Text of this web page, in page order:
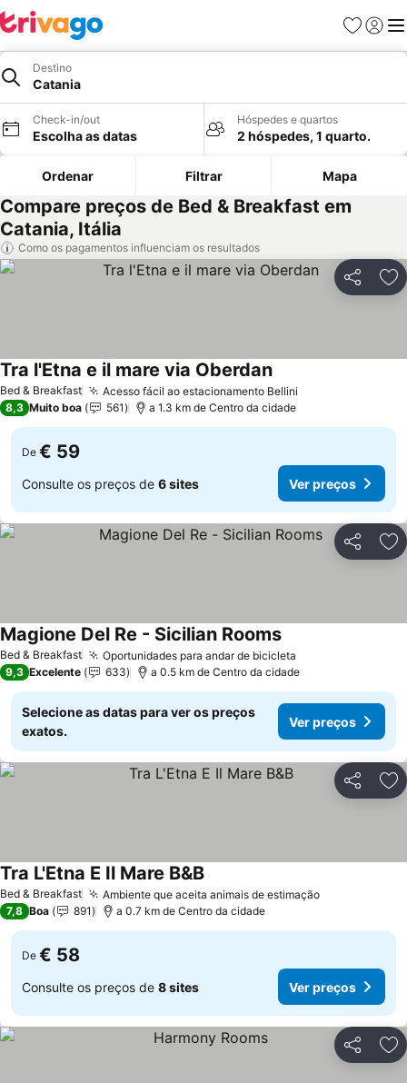
Favoritos
Iniciar
Destino
Catania
Check-in/out
Escolha as datas
Hóspedes e quartos
2 hóspedes, 1 quarto.
Ordenar Filtrar Mapa
Compare preços de Bed & Breakfast em
Catania, Itália
Como os pagamentos influenciam os resultados
Partilhar
Bed & Breakfast Acesso fácil ao estacionamento Bellini
Tra l'Etna e il mare via OberdanVer preços
8,3 Muito boa 561 a 1.3 km de Centro da cidade
De € 59
Consulte os preços de 6 sites Ver preços
Partilhar
Bed & Breakfast Oportunidades para andar de bicicleta
Magione Del Re - Sicilian RoomsVer preços
9,3 Excelente 633 a 0.5 km de Centro da cidade
Selecione as datas para ver os preços
exatos.
Ver preços
Partilhar
Bed & Breakfast Ambiente que aceita animais de estimaçãoVer preços
Tra L'Etna E Il Mare B&BVer preços
7,8 Boa 891 a 0.7 km de Centro da cidade
De € 58
Consulte os preços de 8 sites Ver preços
Partilhar